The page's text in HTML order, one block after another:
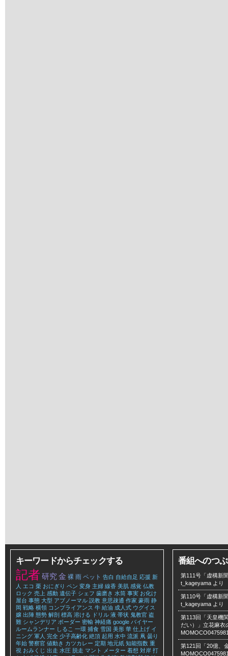
キーワードからチェックする
記者 研究金 裸 雨 ペット 告白 自給自足 応援 新
人 エコ 栗 おにぎり ペン 変身 主婦 線香 美肌 感覚 仏教
ロック 売上 感動 遺伝子 シェフ 歯磨き 水筒 事実 お化け
屋台 事態 大型 アブノーマル 説教 意思疎通 作家 豪雨 静
岡 戦略 横領 コンプライアンス 牛 給油 成人式 ウグイス
嬢 出陣 態勢 解剖 標高 溶ける ドリル 液 帯状 鬼教官 盗
難 シャンデリア ボーダー 密輸 神経痛 google バイヤー
ルームランナー しるこ 一環 捕食 雪国 美形 華 仕上げ イ
ニング 軍人 完全 少子高齢化 絶頂 起用 水中 流派 凧 曇り
年始 警察官 値動き カツカレー 定期 地元紙 知能指数 重
視 おみくじ 出走 水圧 脱走 マント メーター 着想 対岸 打
番組へのつ
第111号「虚構新
t_kageyama より
第110号「虚構新
t_kageyama より
第113回「天皇機
だい）」立花麻衣
第121回「20億、